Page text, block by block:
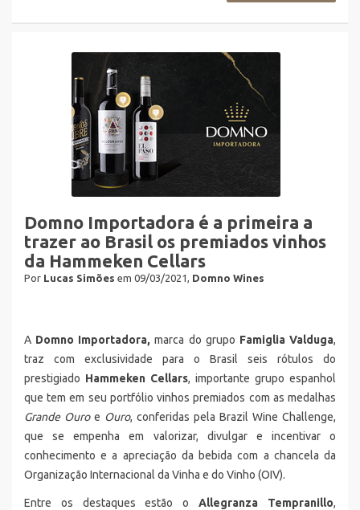
Domno Importadora é a primeira a
trazer ao Brasil os premiados vinhos
da Hammeken Cellars
Por Lucas Simões em 09/03/2021, Domno Wines
A Domno Importadora,marca do grupo Famiglia Valduga,
traz com exclusividade para o Brasil seis rótulos do
prestigiado Hammeken Cellars, importante grupo espanhol
que tem em seu portfólio vinhos premiados com as medalhas
Grande Ouroe Ouro, conferidas pela Brazil Wine Challenge,
que se empenha em valorizar, divulgar e incentivar o
conhecimento e a apreciação da bebida com a chancela da
Organização Internacional da Vinha e do Vinho (OIV).
Entre os destaques estão oAllegranza Tempranillo,